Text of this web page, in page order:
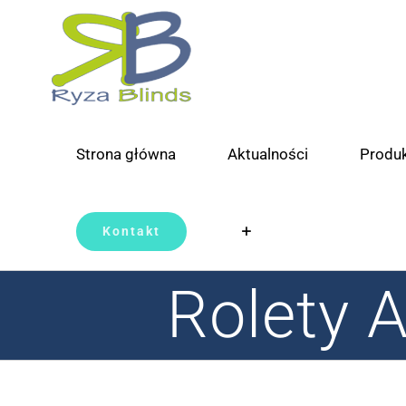
Strona główna Aktualności
Kontakt
Rolety